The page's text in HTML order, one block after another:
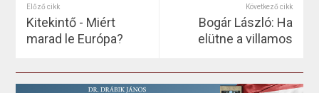
Előző cikk
Kitekintő - Miért
marad le Európa?
Következő cikk
Bogár László: Ha
elütne a villamos